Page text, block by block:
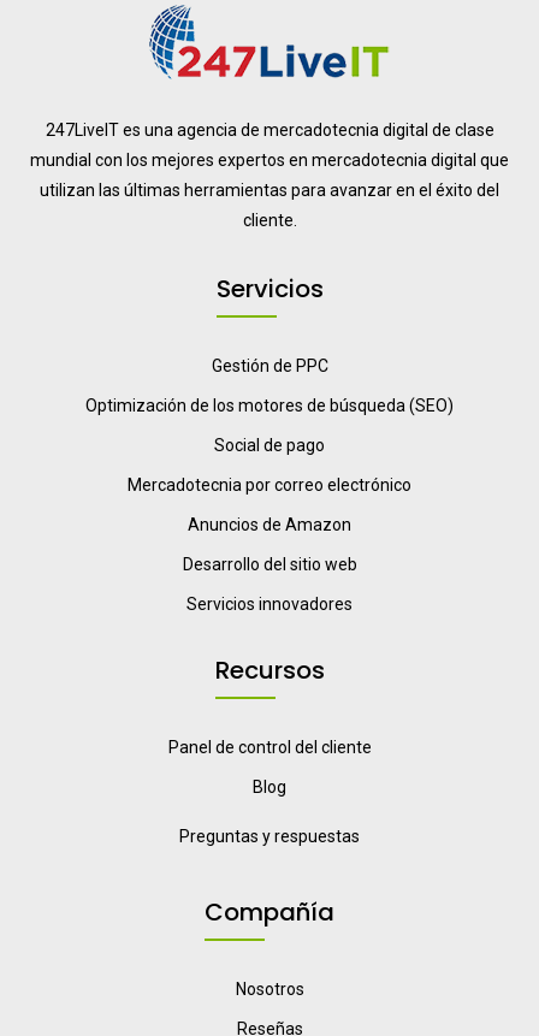
247LiveIT es una agencia de mercadotecnia digital de clase
mundial con los mejores expertos en mercadotecnia digital que
utilizan las últimas herramientas para avanzar en el éxito del
cliente.
Servicios
Gestión de PPC
Optimización de los motores de búsqueda (SEO)
Social de pago
Mercadotecnia por correo electrónico
Anuncios de Amazon
Desarrollo del sitio web
Servicios innovadores
Recursos
Panel de control del cliente
Blog
Preguntas y respuestas
Compañía
Nosotros
Reseñas